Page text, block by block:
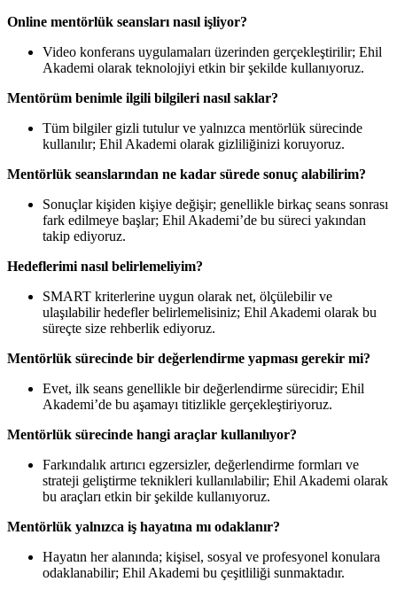
Online mentörlük seansları nasıl işliyor?
Video konferans uygulamaları üzerinden gerçekleştirilir; Ehil
Akademi olarak teknolojiyi etkin bir şekilde kullanıyoruz.
Mentörüm benimle ilgili bilgileri nasıl saklar?
Tüm bilgiler gizli tutulur ve yalnızca mentörlük sürecinde
kullanılır; Ehil Akademi olarak gizliliğinizi koruyoruz.
Mentörlük seanslarından ne kadar sürede sonuç alabilirim?
Sonuçlar kişiden kişiye değişir; genellikle birkaç seans sonrası
fark edilmeye başlar; Ehil Akademi’de bu süreci yakından
takip ediyoruz.
Hedeflerimi nasıl belirlemeliyim?
SMART kriterlerine uygun olarak net, ölçülebilir ve
ulaşılabilir hedefler belirlemelisiniz; Ehil Akademi olarak bu
süreçte size rehberlik ediyoruz.
Mentörlük sürecinde bir değerlendirme yapması gerekir mi?
Evet, ilk seans genellikle bir değerlendirme sürecidir; Ehil
Akademi’de bu aşamayı titizlikle gerçekleştiriyoruz.
Mentörlük sürecinde hangi araçlar kullanılıyor?
Farkındalık artırıcı egzersizler, değerlendirme formları ve
strateji geliştirme teknikleri kullanılabilir; Ehil Akademi olarak
bu araçları etkin bir şekilde kullanıyoruz.
Mentörlük yalnızca iş hayatına mı odaklanır?
Hayatın her alanında; kişisel, sosyal ve profesyonel konulara
odaklanabilir; Ehil Akademi bu çeşitliliği sunmaktadır.